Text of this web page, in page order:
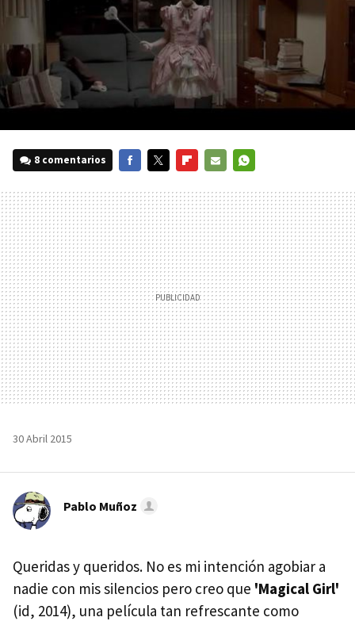
8 comentarios
MAIL
30 Abril 2015
Pablo Muñoz
Queridas y queridos. No es mi intención agobiar a
nadie con mis silencios pero creo que 'Magical Girl'
(id, 2014), una película tan refrescante como